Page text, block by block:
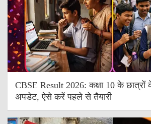
CBSE Result 2026: कक्षा 10 के छात्रों
अपडेट, ऐसे करें पहले से तैयारी